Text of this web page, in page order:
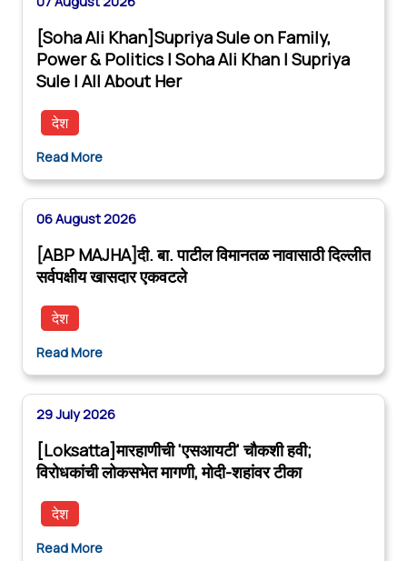
[Soha Ali Khan]Supriya Sule on Family,
Power & Politics | Soha Ali Khan | Supriya
Sule | All About Her
देश
Read More
06 August 2026
[ABP MAJHA]दी. बा. पाटील विमानतळ नावासाठी दिल्लीत
सर्वपक्षीय खासदार एकवटले
देश
Read More
29 July 2026
[Loksatta]मारहाणीची 'एसआयटी' चौकशी हवी;
विरोधकांची लोकसभेत मागणी, मोदी-शहांवर टीका
देश
Read More